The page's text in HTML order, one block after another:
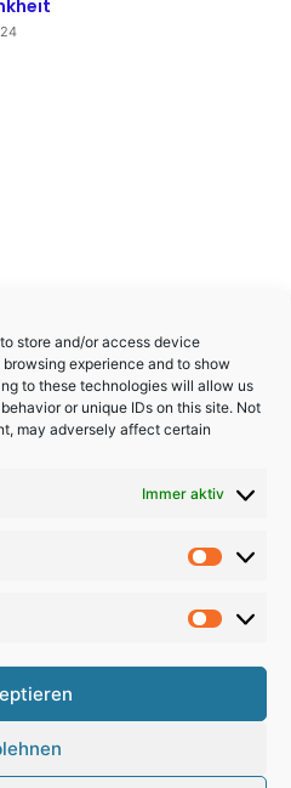
store and/or access device
experience and to show
to these technologies will allow us
or unique IDs on this site. Not
may adversely affect certain
Immer aktiv